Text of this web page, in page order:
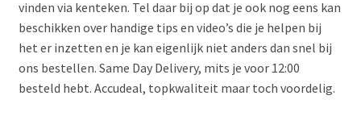
vinden via kenteken. Tel daar bij op dat je ook nog eens kan
beschikken over handige tips en video’s die je helpen bij
het er inzetten en je kan eigenlijk niet anders dan snel bij
ons bestellen. Same Day Delivery, mits je voor 12:00
besteld hebt. Accudeal, topkwaliteit maar toch voordelig.